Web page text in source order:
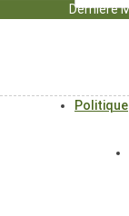
Dernière
Politique